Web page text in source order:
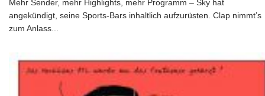
Mehr Sender, mehr Highlights, mehr Programm – Sky hat
angekündigt, seine Sports-Bars inhaltlich aufzurüsten. Clap nimmt’s
zum Anlass...